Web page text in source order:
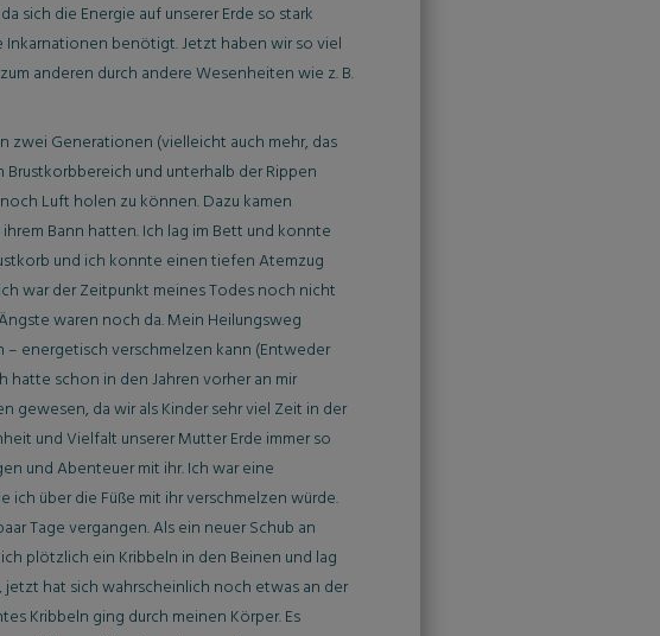
sich die Energie auf unserer Erde so stark
benötigt. Jetzt haben wir so viel
anderen durch andere Wesenheiten wie z. B.
zwei Generationen (vielleicht auch mehr, das
und unterhalb der Rippen
Luft holen zu können. Dazu kamen
Bann hatten. Ich lag im Bett und konnte
und ich konnte einen tiefen Atemzug
war der Zeitpunkt meines Todes noch nicht
waren noch da. Mein Heilungsweg
– energetisch verschmelzen kann (Entweder
hatte schon in den Jahren vorher an mir
gewesen, da wir als Kinder sehr viel Zeit in der
und Vielfalt unserer Mutter Erde immer so
und Abenteuer mit ihr. Ich war eine
über die Füße mit ihr verschmelzen würde.
Tage vergangen. Als ein neuer Schub an
plötzlich ein Kribbeln in den Beinen und lag
hat sich wahrscheinlich noch etwas an der
Kribbeln ging durch meinen Körper. Es